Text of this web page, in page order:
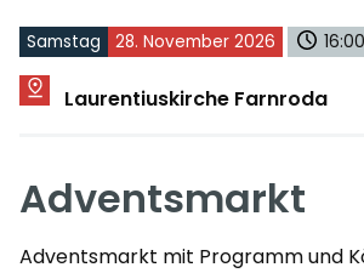
Samstag 28. November 2026 16:00
Laurentiuskirche Farnroda
Adventsmarkt
Adventsmarkt mit Programm und